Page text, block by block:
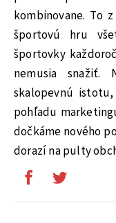
kombinovane. To
športovú hru
športovky
nemusia
skalopevnú
pohľadu
dočkáme nového
dorazí na pulty